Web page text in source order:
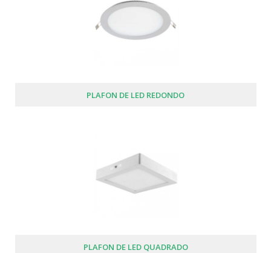
PLAFON DE LED REDONDO
PLAFON DE LED QUADRADO